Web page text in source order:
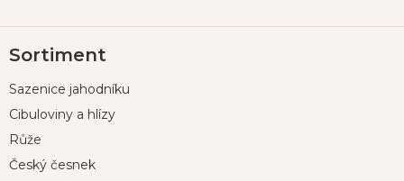
á
a
Sortiment
Sazenice jahodníku
Cibuloviny a hlízy
Růže
Český česnek